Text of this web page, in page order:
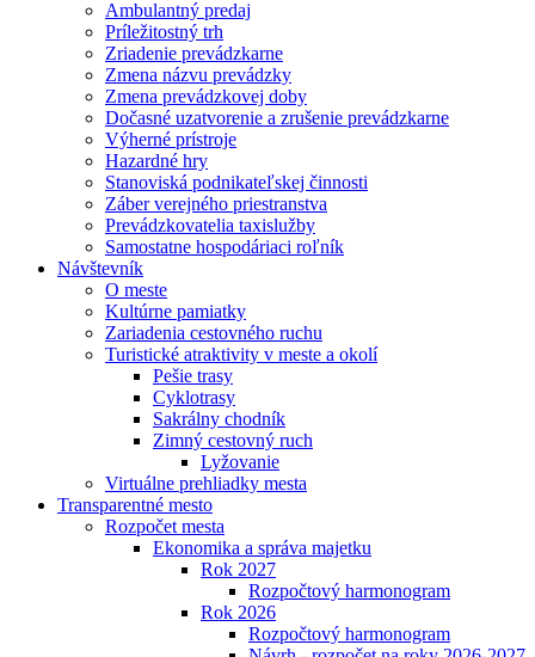
Ambulantný predaj
Príležitostný trh
Zriadenie prevádzkarne
Zmena názvu prevádzky
Zmena prevádzkovej doby
Dočasné uzatvorenie a zrušenie prevádzkarne
Výherné prístroje
Hazardné hry
Stanoviská podnikateľskej činnosti
Záber verejného priestranstva
Prevádzkovatelia taxislužby
Samostatne hospodáriaci roľník
Návštevník
O meste
Kultúrne pamiatky
Zariadenia cestovného ruchu
Turistické atraktivity v meste a okolí
Pešie trasy
Cyklotrasy
Sakrálny chodník
Zimný cestovný ruch
Lyžovanie
Virtuálne prehliadky mesta
Transparentné mesto
Rozpočet mesta
Ekonomika a správa majetku
Rok 2027
Rozpočtový harmonogram
Rok 2026
Rozpočtový harmonogram